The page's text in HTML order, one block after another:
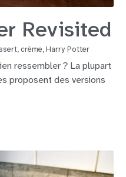
Revisited
crème,Harry Potter
ressembler ? La plupart
proposent des versions